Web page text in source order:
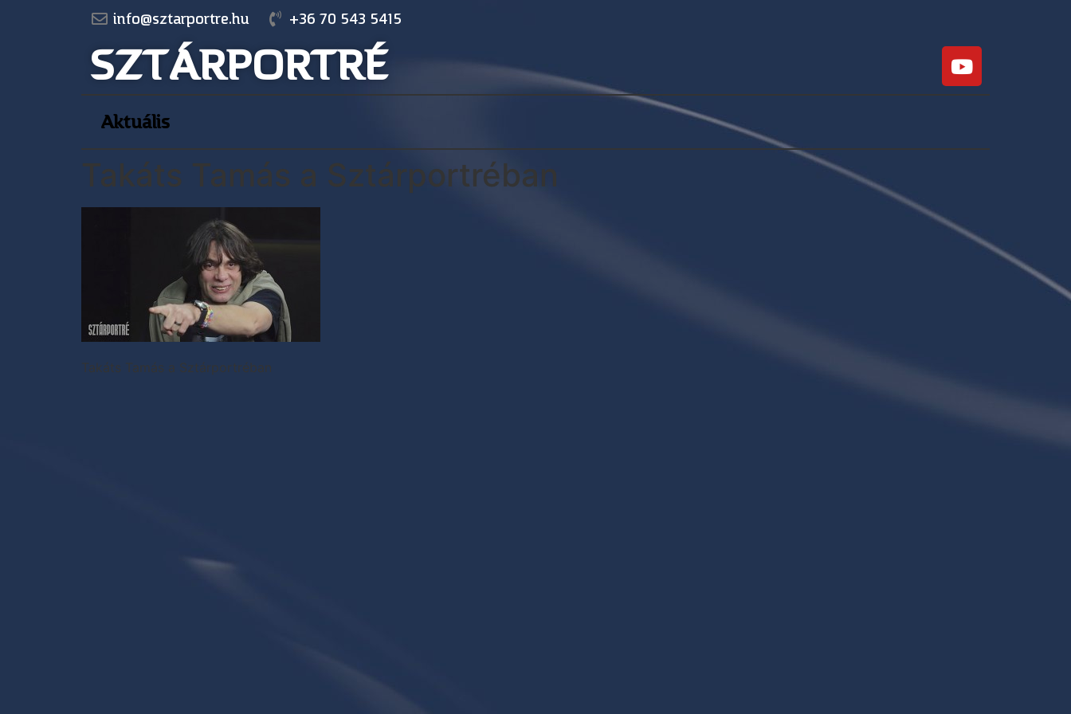
info@sztarportre.hu +36 70 543 5415
SZTÁRPORTRÉ
Aktuális
Takáts Tamás a Sztárportréban
Takáts Tamás a Sztárportréban